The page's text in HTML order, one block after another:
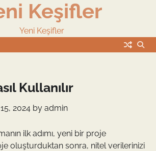
Keşifler
Yeni Keşifler
Kullanılır
2024 by admin
ilk adımı, yeni bir proje
oluşturduktan sonra, nitel verilerinizi